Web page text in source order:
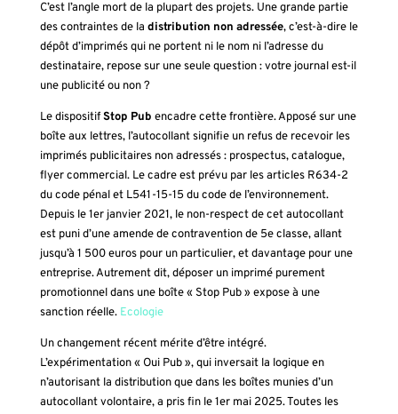
C’est l’angle mort de la plupart des projets. Une grande partie
des contraintes de la distribution non adressée, c’est-à-dire le
dépôt d’imprimés qui ne portent ni le nom ni l’adresse du
destinataire, repose sur une seule question : votre journal est-il
une publicité ou non ?
Le dispositifStop Pub encadre cette frontière. Apposé sur une
boîte aux lettres, l’autocollant signifie un refus de recevoir les
imprimés publicitaires non adressés : prospectus, catalogue,
flyer commercial. Le cadre est prévu par les articles R634-2
du code pénal et L541-15-15 du code de l’environnement.
Depuis le 1er janvier 2021, le non-respect de cet autocollant
est puni d’une amende de contravention de 5e classe, allant
jusqu’à 1 500 euros pour un particulier, et davantage pour une
entreprise. Autrement dit, déposer un imprimé purement
promotionnel dans une boîte « Stop Pub » expose à une
sanction réelle. Ecologie
Un changement récent mérite d’être intégré.
L’expérimentation « Oui Pub », qui inversait la logique en
n’autorisant la distribution que dans les boîtes munies d’un
autocollant volontaire, a pris fin le 1er mai 2025. Toutes les